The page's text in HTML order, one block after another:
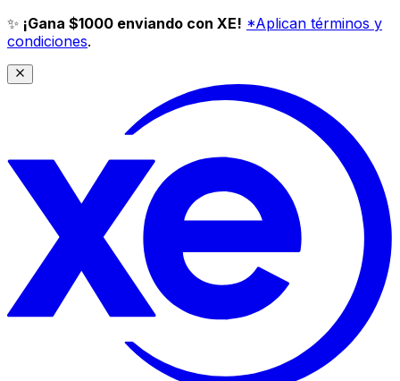
✨ ¡Gana $1000 enviando con XE! *Aplican términos y
condiciones.